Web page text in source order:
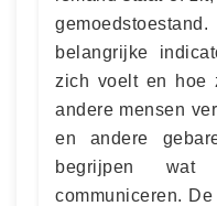
belangrijke
zich voelt en hoe
andere mensen
en andere
begrijpen
communiceren.